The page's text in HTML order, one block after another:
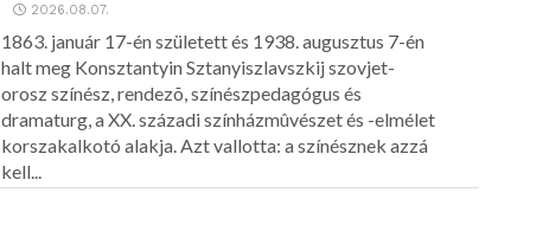
2026.08.07.
1863. január 17-én született és 1938. augusztus 7-én
halt meg Konsztantyin Sztanyiszlavszkij szovjet-
orosz színész, rendezõ, színészpedagógus és
dramaturg, a XX. századi színházmûvészet és -elmélet
korszakalkotó alakja. Azt vallotta: a színésznek azzá
kell...